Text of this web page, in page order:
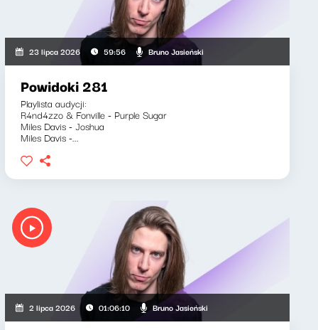
23 lipca 2026 59:56 Bruno Jasieński
Powidoki 281
Playlista audycji:
R4nd4zzo & Fonville - Purple Sugar
Miles Davis - Joshua
Miles Davis -...
2 lipca 2026 01:06:10 Bruno Jasieński